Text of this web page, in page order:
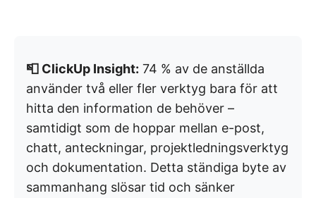
📮 ClickUp Insight: 74 % av de anställda
använder två eller fler verktyg bara för att
hitta den information de behöver –
samtidigt som de hoppar mellan e-post,
chatt, anteckningar, projektledningsverktyg
och dokumentation. Detta ständiga byte av
sammanhang slösar tid och sänker